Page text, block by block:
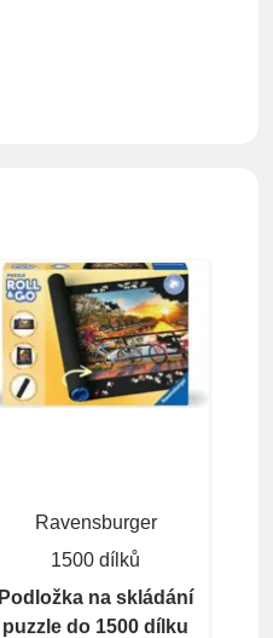
Ravensburger
1500 dílků
Podložka na skládání
puzzle do 1500 dílku